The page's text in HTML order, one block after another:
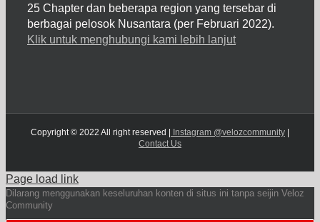
25 Chapter dan beberapa region yang tersebar di
berbagai pelosok Nusantara (per Februari 2022).
Klik untuk menghubungi kami lebih lanjut
Copyright © 2022 All right reserved | Instagram @velozcommunity
Contact Us
Page load link
Dilarang menggunakan keseluruhan konten di situs ini tanpa seijin Veloz
Community